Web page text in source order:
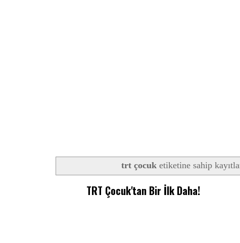
trt çocuketiketine sahip
TRT Çocuk'tan Bir İlk Daha!